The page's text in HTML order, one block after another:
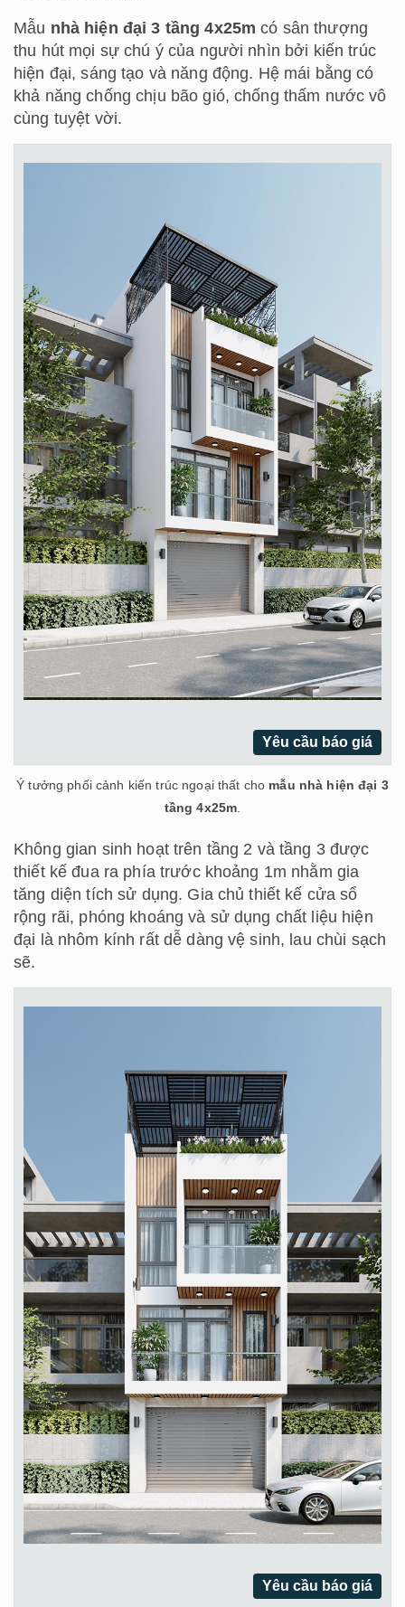
Mẫu nhà hiện đại 3 tầng 4x25m có sân thượng
thu hút mọi sự chú ý của người nhìn bởi kiến trúc
hiện đại, sáng tạo và năng động. Hệ mái bằng có
khả năng chống chịu bão gió, chống thấm nước vô
cùng tuyệt vời.
Yêu cầu báo giá
Ý tưởng phối cảnh kiến trúc ngoại thất cho mẫu nhà hiện đại 3
tầng 4x25m.
Không gian sinh hoạt trên tầng 2 và tầng 3 được
thiết kế đua ra phía trước khoảng 1m nhằm gia
tăng diện tích sử dụng. Gia chủ thiết kế cửa sổ
rộng rãi, phóng khoáng và sử dụng chất liệu hiện
đại là nhôm kính rất dễ dàng vệ sinh, lau chùi sạch
sẽ.
Yêu cầu báo giá